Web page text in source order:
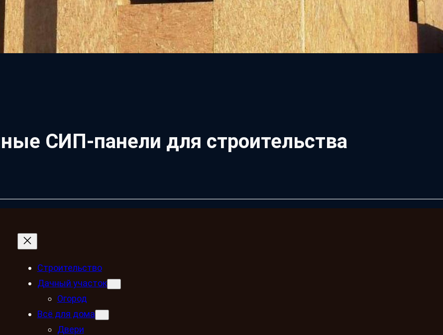
СИП-панели для строительства
Строительство
Дачный участок
Огород
Всё для дома
Двери